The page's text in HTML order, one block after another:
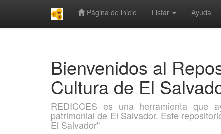
Página de inicio Listar Ayuda
Bienvenidos al
Cultura de El
REDICCES es una herramienta que
patrimonial de El Salvador. Este
El Salvador"